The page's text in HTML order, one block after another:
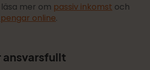
läsa mer om passiv inkomst och
online.
ansvarsfullt